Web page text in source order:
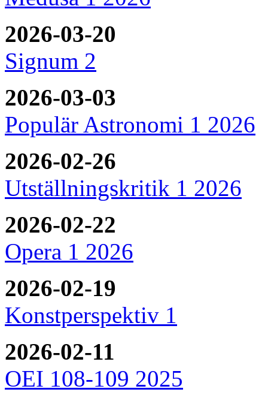
2026-03-20
Signum 2
2026-03-03
Populär Astronomi 1 2026
2026-02-26
Utställningskritik 1 2026
2026-02-22
Opera 1 2026
2026-02-19
Konstperspektiv 1
2026-02-11
OEI 108-109 2025